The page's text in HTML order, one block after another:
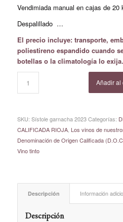
Vendimiada manual en cajas de 20
Despalillado …
El precio incluye: transporte,
poliestireno espandido cuando
botellas o la climatología lo
Añadir al
SKU: Sístole garnacha 2023 Categorías:
CALIFICADA RIOJA, Los vinos de
Denominación de Origen Calificada
Vino tinto
Descripción Información
Descripción